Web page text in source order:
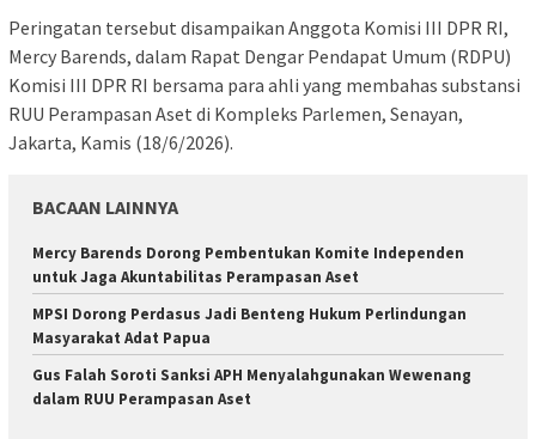
Peringatan tersebut disampaikan Anggota Komisi III DPR RI,
Mercy Barends, dalam Rapat Dengar Pendapat Umum (RDPU)
Komisi III DPR RI bersama para ahli yang membahas substansi
RUU Perampasan Aset di Kompleks Parlemen, Senayan,
Jakarta, Kamis (18/6/2026).
BACAAN LAINNYA
Mercy Barends Dorong Pembentukan Komite Independen
untuk Jaga Akuntabilitas Perampasan Aset
MPSI Dorong Perdasus Jadi Benteng Hukum Perlindungan
Masyarakat Adat Papua
Gus Falah Soroti Sanksi APH Menyalahgunakan Wewenang
dalam RUU Perampasan Aset